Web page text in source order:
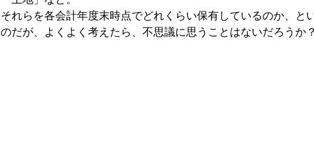
それらを各会計年度末時点でどれくらい保有しているのか、と
のだが、よくよく考えたら、不思議に思うことはないだろうか？